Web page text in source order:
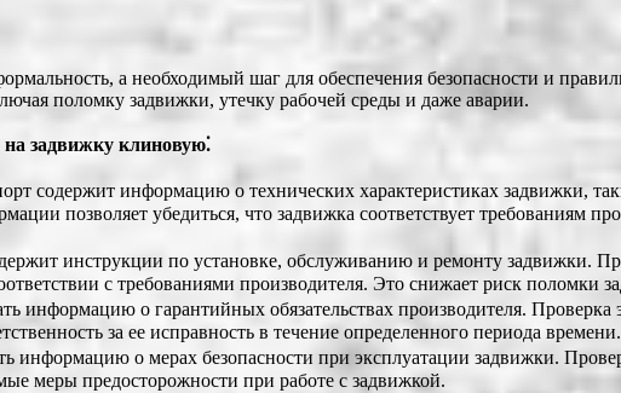
а необходимый шаг для обеспечения безопасности и
поломку задвижки, утечку рабочей среды и даже аварии.
задвижку клиновую⁚
содержит информацию о технических характеристиках задвижки,
позволяет убедиться, что задвижка соответствует требованиям
инструкции по установке, обслуживанию и ремонту задвижки.
с требованиями производителя. Это снижает риск поломки
информацию о гарантийных обязательствах производителя. Проверка
за ее исправность в течение определенного периода времени.
информацию о мерах безопасности при эксплуатации задвижки.
меры предосторожности при работе с задвижкой.